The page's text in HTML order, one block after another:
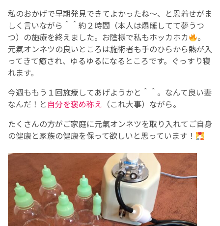
私のおかげで早期発見できてよかったね〜、と恩着せがま
しく言いながら＾＾約２時間（本人は爆睡してて夢うつ
つ）の施療を終えました。お陰様で私もホッカホカ
。
元氣オンネツの良いところは施術者も手のひらから熱が入
ってきて癒され、ゆるゆるになるところです。ぐっすり寝
れます。
今週ももう１回施療してあげようかと＾＾。なんて良い妻
なんだ！と 自分を褒め称え （これ大事）ながら。
たくさんの方がご家庭に元氣オンネツを取り入れてご自身
の健康と家族の健康を保って欲しいと思っています！